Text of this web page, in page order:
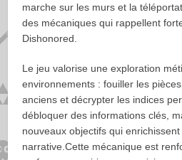
marche sur les murs et la
des mécaniques qui rappellent
Dishonored.
Le jeu valorise une exploration
environnements : fouiller les
anciens et décrypter les indices
débloquer des informations clés,
nouveaux objectifs qui
narrative.Cette mécanique est